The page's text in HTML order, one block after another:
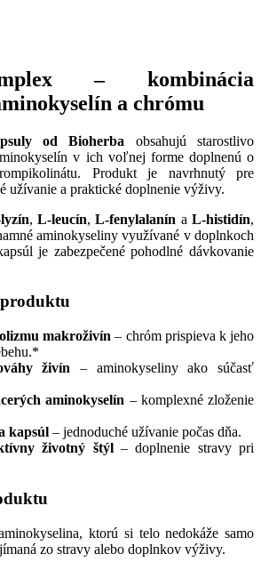
– kombinácia
a chrómu
od Bioherba obsahujú starostlivo
v ich voľnej forme doplnenú o
Produkt je navrhnutý pre
užívanie a praktické doplnenie výživy.
,L-leucín,L-fenylalanín aL-histidín,
aminokyseliny využívané v doplnkoch
je zabezpečené pohodlné dávkovanie
makroživín – chróm prispieva k jeho
živín – aminokyseliny ako súčasť
aminokyselín – komplexné zloženie
kapsúl – jednoduché užívanie počas dňa.
životný štýl– doplnenie stravy pri
ktorú si telo nedokáže samo
zo stravy alebo doplnkov výživy.